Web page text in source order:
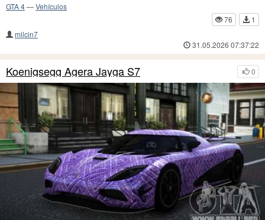
GTA 4—Vehículos
76
1
milcin7
31.05.2026 07:37:22
0
Koenigsegg Agera Jayga S7